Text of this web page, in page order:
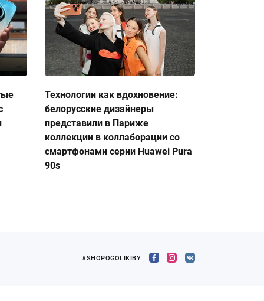
Технологии как вдохновение:
белорусские дизайнеры
представили в Париже
коллекции в коллаборации со
смартфонами серии Huawei Pura
90s
#SHOPOGOLIKIBY